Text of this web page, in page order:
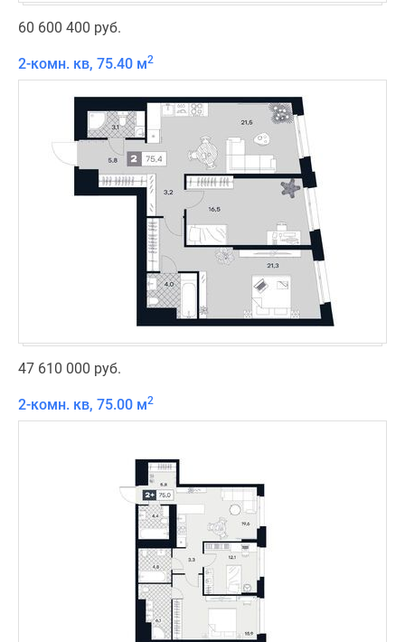
60 600 400 руб.
2-комн. кв, 75.40 м2
47 610 000 руб.
2-комн. кв, 75.00 м2